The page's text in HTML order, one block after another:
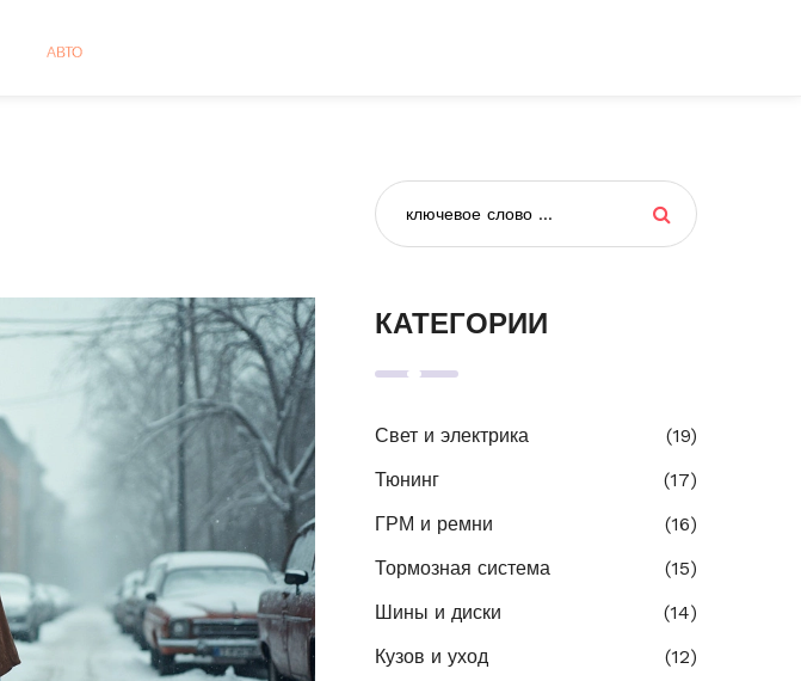
КАТЕГОРИИ
Свет и электрика
(19)
Тюнинг
(17)
ГРМ и ремни
(16)
Тормозная система
(15)
Шины и диски
(14)
Кузов и уход
(12)